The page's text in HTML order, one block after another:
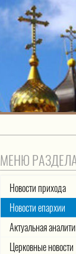
МЕНЮ
Новости прихода
Новости епархии
Актуальная
Церковные новости